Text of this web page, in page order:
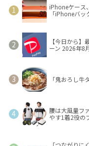
iPhoneケース
「iPhoneバッ
【今日から
ーン 2026年8
「鬼おろし
腰は大風量フ
やす1着2役の